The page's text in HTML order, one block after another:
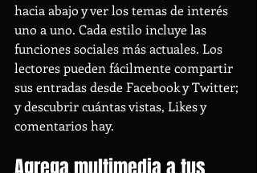
hacia abajo y ver los temas de interés
uno a uno. Cada estilo incluye las
funciones sociales más actuales. Los
lectores pueden fácilmente compartir
sus entradas desde Facebook y Twitter;
y descubrir cuántas vistas, Likes y
comentarios hay.